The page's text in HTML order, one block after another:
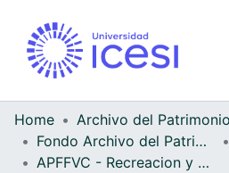
Home
Fondo Archivo del Patrimonio Fotográfico y Fílmico del Valle del Cauca
APFFVC - Recreacion y Paseo - Patrimonial